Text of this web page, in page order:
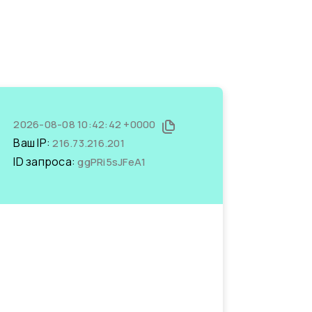
2026-08-08 10:42:42 +0000
Ваш IP:216.73.216.201
ID запроса:ggPRi5sJFeA1